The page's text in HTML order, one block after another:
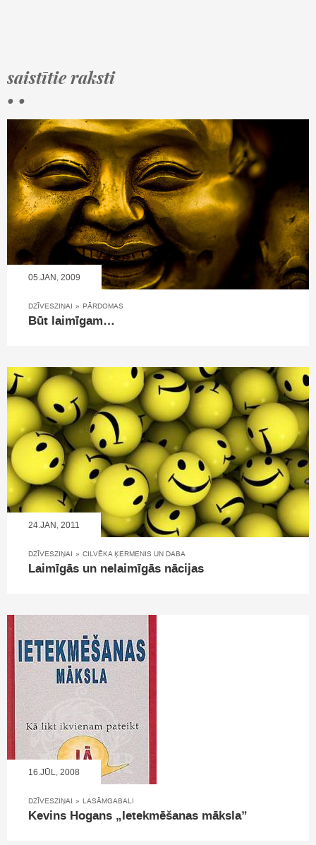
saistītie raksti
• •
05.JAN, 2009
DZĪVESZIŅAI » PĀRDOMAS
Būt laimīgam…
24.JAN, 2011
DZĪVESZIŅAI » CILVĒKA ĶERMENIS UN DABA
Laimīgās un nelaimīgās nācijas
16.JŪL, 2008
DZĪVESZIŅAI » LASĀMGABALI
Kevins Hogans „Ietekmēšanas māksla”